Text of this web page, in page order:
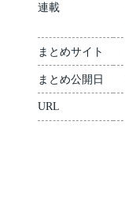
連載
まとめサイト
まとめ公開日
URL